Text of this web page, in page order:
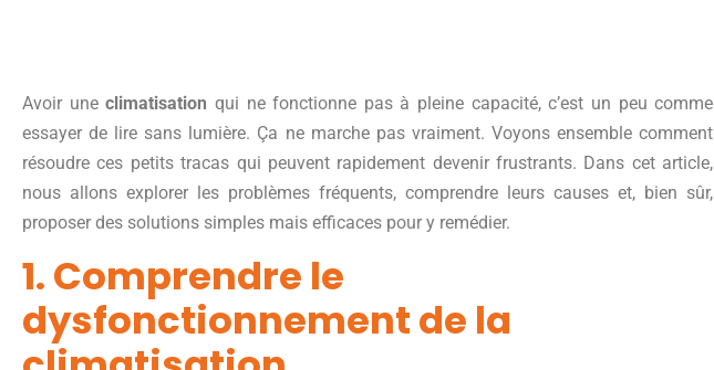
Avoir uneclimatisation qui ne fonctionne pas à pleine capacité, c’est un peu comme
essayer de lire sans lumière. Ça ne marche pas vraiment. Voyons ensemble comment
résoudre ces petits tracas qui peuvent rapidement devenir frustrants. Dans cet article,
nous allons explorer les problèmes fréquents, comprendre leurs causes et, bien sûr,
proposer des solutions simples mais efficaces pour y remédier.
1. Comprendre le
dysfonctionnement de la